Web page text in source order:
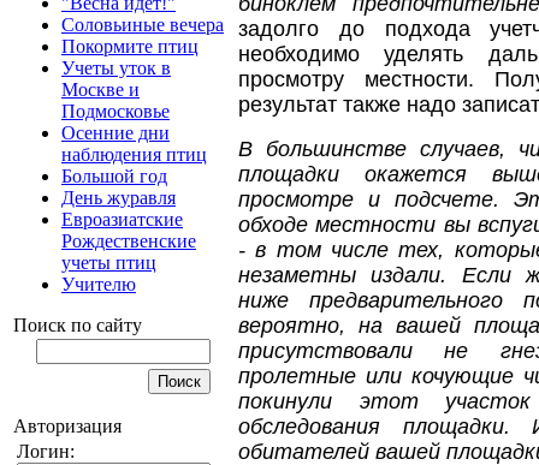
Соловьиные вечера
Покормите птиц
Учеты уток в
Москве и
Подмосковье
Осенние дни
наблюдения птиц
Большой год
День журавля
Евроазиатские
Рождественские
учеты птиц
Учителю
Поиск по сайту
Авторизация
Логин:
задолго до подхода
необходимо уделять
просмотру местности.
результат также надо
В большинстве случаев,
площадки окажется
просмотре и подсчете.
обходе местности вы
- в том числе тех,
незаметны издали. Если
ниже предварительного
вероятно, на вашей
присутствовали не
пролетные или кочующие
покинули этот
обследования
обитателей вашей